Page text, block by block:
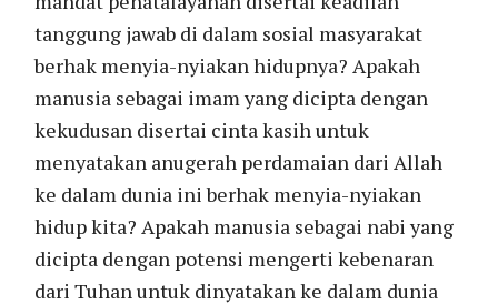
tanggung jawab di dalam sosial masyarakat
berhak menyia-nyiakan hidupnya? Apakah
manusia sebagai imam yang dicipta dengan
kekudusan disertai cinta kasih untuk
menyatakan anugerah perdamaian dari Allah
ke dalam dunia ini berhak menyia-nyiakan
hidup kita? Apakah manusia sebagai nabi yang
dicipta dengan potensi mengerti kebenaran
dari Tuhan untuk dinyatakan ke dalam dunia